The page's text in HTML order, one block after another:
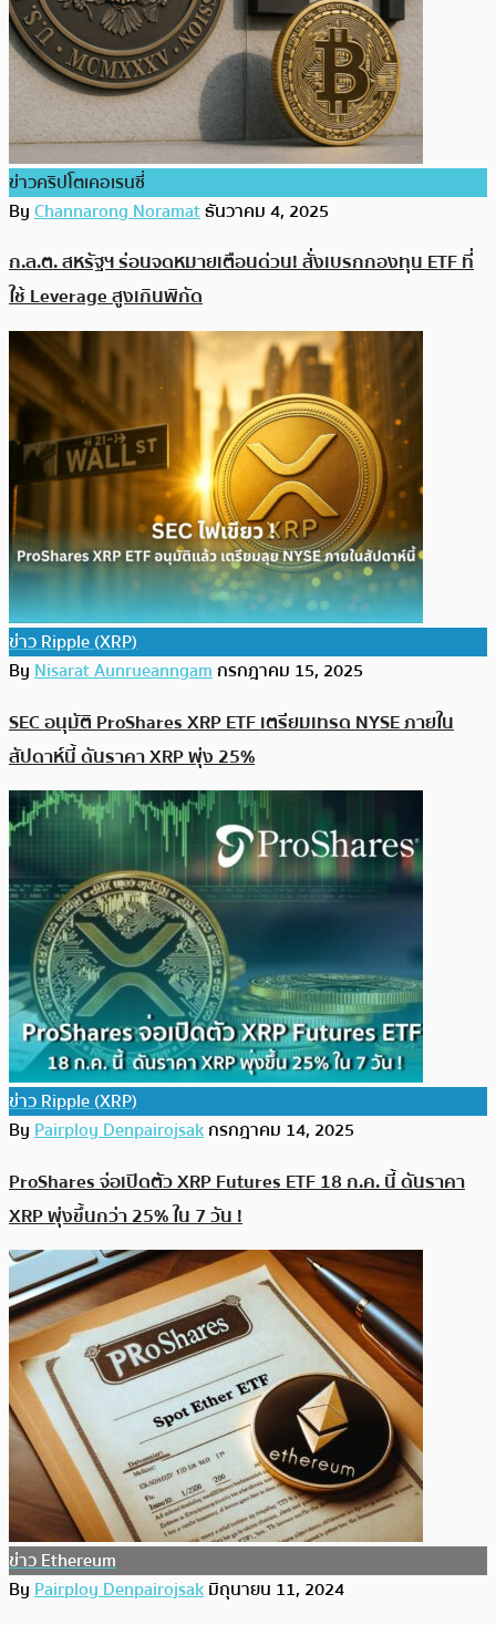
ข่าวคริปโตเคอเรนซี่
ByChannarong Noramatธันวาคม 4, 2025
ก.ล.ต. สหรัฐฯ ร่อนจดหมายเตือนด่วน! สั่งเบรกกองทุน ETF ที่
ใช้ Leverage สูงเกินพิกัด
ข่าว Ripple (XRP)
ByNisarat Aunrueanngamกรกฎาคม 15, 2025
SEC อนุมัติ ProShares XRP ETF เตรียมเทรด NYSE ภายใน
สัปดาห์นี้ ดันราคา XRP พุ่ง 25%
ข่าว Ripple (XRP)
ByPairploy Denpairojsakกรกฎาคม 14, 2025
ProShares จ่อเปิดตัว XRP Futures ETF 18 ก.ค. นี้ ดันราคา
XRP พุ่งขึ้นกว่า 25% ใน 7 วัน !
ข่าว Ethereum
ByPairploy Denpairojsakมิถุนายน 11, 2024